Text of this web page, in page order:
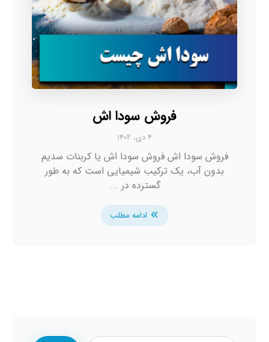
فروش سودا اش
۴ دی، ۱۴۰۲
فروش سودا اش فروش سودا اش یا کربنات سدیم
بدون آب، یک ترکیب شیمیایی است که به طور
گسترده در ...
ادامه مطلب